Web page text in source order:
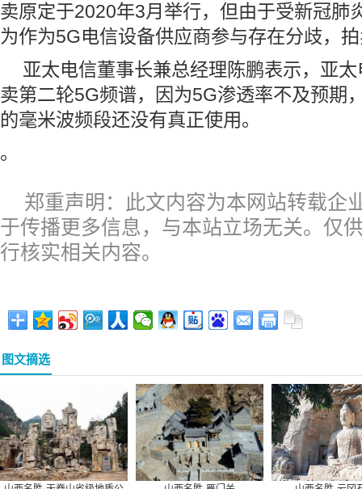
卖原定于2020年3月举行，但由于受新冠肺
为作为5G电信设备供应商参与存在分歧，
亚太电信董事长兼总经理陈鹏表示，亚
卖第二轮5G频谱，因为5G渗透率不及预期
的毫米波频段还没有真正使用。
。
郑重声明：此文内容为本网站转载企
于传播更多信息，与本站立场无关。仅
行核实相关内容。
图文摘选